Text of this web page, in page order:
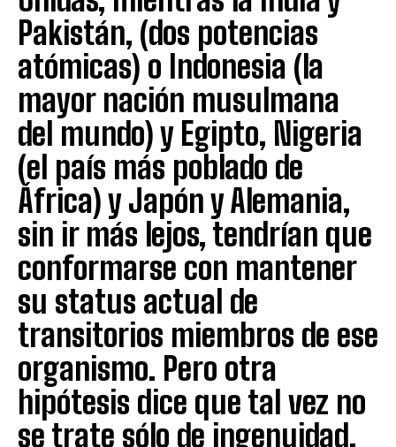
Pakistán, (dos potencias
atómicas) o Indonesia (la
mayor nación musulmana
del mundo) y Egipto, Nigeria
(el país más poblado de
África) y Japón y Alemania,
sin ir más lejos, tendrían que
conformarse con mantener
su status actual de
transitorios miembros de ese
organismo. Pero otra
hipótesis dice que tal vez no
se trate sólo de ingenuidad,